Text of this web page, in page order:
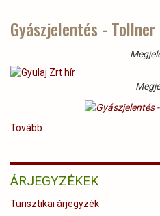
Preparátor
Salzburgban
Gyászjelentés - Tollner
Tovább
)
ÁRJEGYZÉKEK
Turisztikai árjegyzék